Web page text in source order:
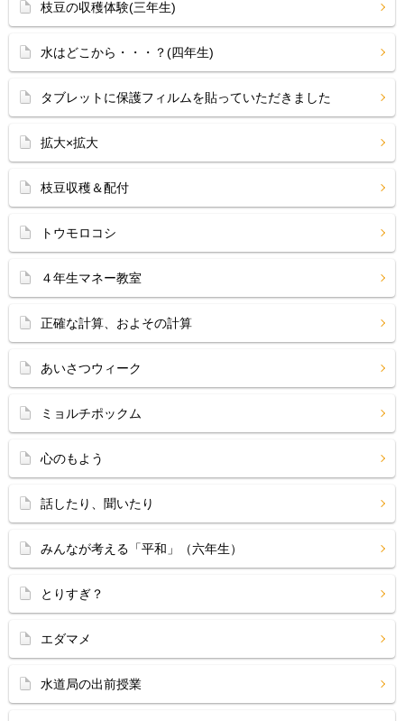
枝豆の収穫体験(三年生)
水はどこから・・・？(四年生)
タブレットに保護フィルムを貼っていただきました
拡大×拡大
枝豆収穫＆配付
トウモロコシ
４年生マネー教室
正確な計算、およその計算
あいさつウィーク
ミョルチポックム
心のもよう
話したり、聞いたり
みんなが考える「平和」（六年生）
とりすぎ？
エダマメ
水道局の出前授業